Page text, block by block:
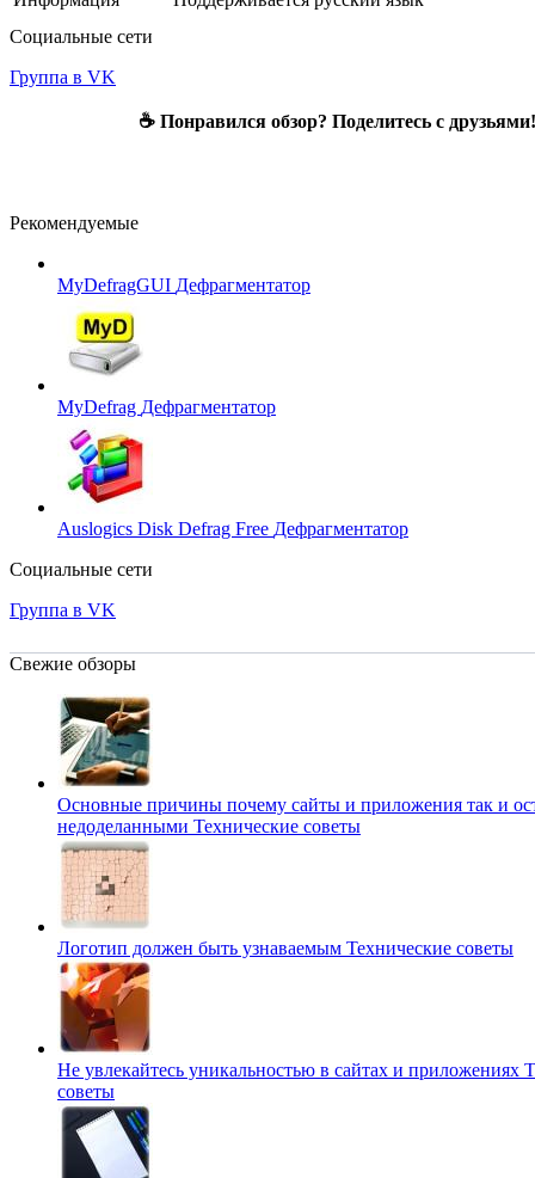
Социальные сети
Группа в VK
☕ Понравился обзор? Поделитесь с
Рекомендуемые
MyDefragGUI Дефрагментатор
MyDefrag Дефрагментатор
Auslogics Disk Defrag Free Дефрагментатор
Социальные сети
Группа в VK
Свежие обзоры
Основные причины почему сайты и приложения так и
недоделанными Технические советы
Логотип должен быть узнаваемым Технические советы
Не увлекайтесь уникальностью в сайтах и приложениях
советы